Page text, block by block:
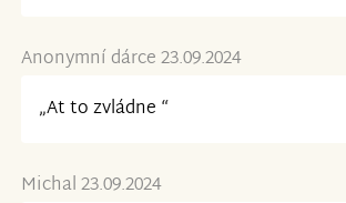
Anonymní dárce 23.09.2024
„At to zvládne “
Michal 23.09.2024